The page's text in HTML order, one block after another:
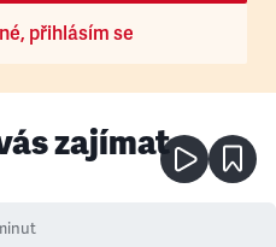
přihlásím se
zajímat